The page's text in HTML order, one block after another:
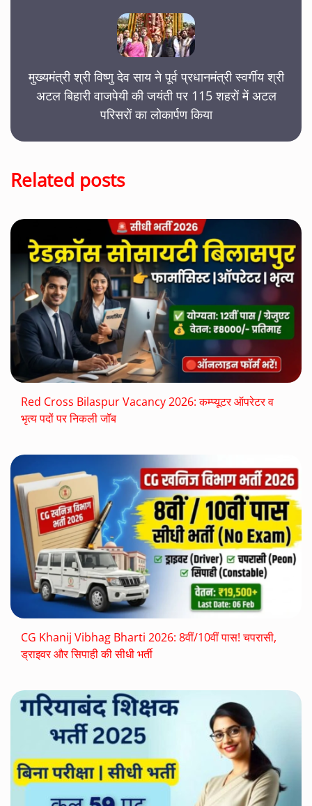
मुख्यमंत्री श्री विष्णु देव साय ने पूर्व प्रधानमंत्री स्वर्गीय श्री
अटल बिहारी वाजपेयी की जयंती पर 115 शहरों में अटल
परिसरों का लोकार्पण किया
Related posts
Red Cross Bilaspur Vacancy 2026: कम्प्यूटर ऑपरेटर व
भृत्य पदों पर निकली जॉब
CG Khanij Vibhag Bharti 2026: 8वीं/10वीं पास! चपरासी,
ड्राइवर और सिपाही की सीधी भर्ती